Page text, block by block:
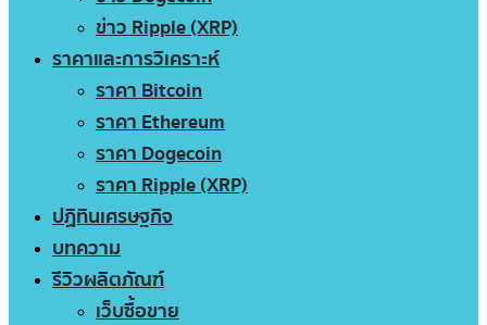
ข่าว Ripple (XRP)
ราคาและการวิเคราะห์
ราคา Bitcoin
ราคา Ethereum
ราคา Dogecoin
ราคา Ripple (XRP)
ปฏิทินเศรษฐกิจ
บทความ
รีวิวผลิตภัณฑ์
เว็บซื้อขาย